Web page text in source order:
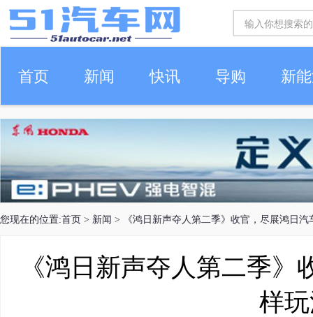
首页 新闻 快讯 导购 新
车生活
您现在的位置:首页 > 新闻 > 《鸿日新声夺人第二季》收官，尽展鸿日汽
《鸿日新声夺人第二季
样